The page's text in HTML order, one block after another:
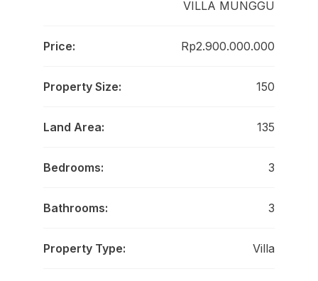
VILLA MUNGGU
Price: Rp2.900.000.000
Property Size: 150
Land Area: 135
Bedrooms: 3
Bathrooms: 3
Property Type: Villa